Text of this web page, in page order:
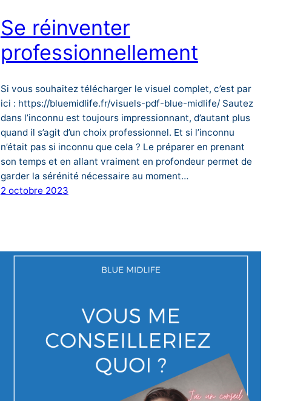
Se réinventer
professionnellement
Si vous souhaitez télécharger le visuel complet, c’est par
ici : https://bluemidlife.fr/visuels-pdf-blue-midlife/ Sautez
dans l’inconnu est toujours impressionnant, d’autant plus
quand il s’agit d’un choix professionnel. Et si l’inconnu
n’était pas si inconnu que cela ? Le préparer en prenant
son temps et en allant vraiment en profondeur permet de
garder la sérénité nécessaire au moment…
2 octobre 2023